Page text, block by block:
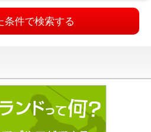
条件で検索する